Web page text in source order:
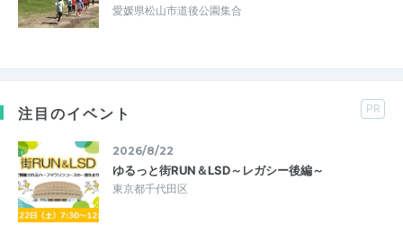
愛媛県松山市道後公園集合
注目のイベント PR
2026/8/22
ゆるっと街RUN＆LSD～レガシー後編～
東京都千代田区